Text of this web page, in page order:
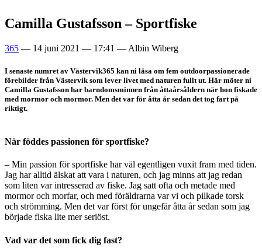
Camilla Gustafsson – Sportfiske
365 — 14 juni 2021 — 17:41 — Albin Wiberg
I senaste numret av Västervik365 kan ni läsa om fem outdoorpassionerade
förebilder från Västervik som lever livet med naturen fullt ut. Här möter ni
Camilla Gustafsson har barndomsminnen från åttaårsåldern när hon fiskade
med mormor och mormor. Men det var för åtta år sedan det tog fart på
riktigt.
När föddes passionen för sportfiske?
– Min passion för sportfiske har väl egentligen vuxit fram med tiden.
Jag har alltid älskat att vara i naturen, och jag minns att jag redan
som liten var intresserad av fiske. Jag satt ofta och metade med
mormor och morfar, och med föräldrarna var vi och pilkade torsk
och strömming. Men det var först för ungefär åtta år sedan som jag
började fiska lite mer seriöst.
Vad var det som fick dig fast?